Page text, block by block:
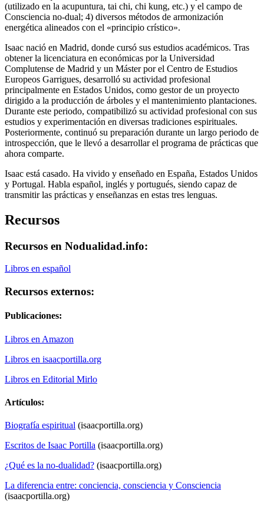
(utilizado en la acupuntura, tai chi, chi kung, etc.) y el campo de
Consciencia no-dual; 4) diversos métodos de armonización
energética alineados con el «principio crístico».
Isaac nació en Madrid, donde cursó sus estudios académicos. Tras
obtener la licenciatura en económicas por la Universidad
Complutense de Madrid y un Máster por el Centro de Estudios
Europeos Garrigues, desarrolló su actividad profesional
principalmente en Estados Unidos, como gestor de un proyecto
dirigido a la producción de árboles y el mantenimiento plantaciones.
Durante este periodo, compatibilizó su actividad profesional con sus
estudios y experimentación en diversas tradiciones espirituales.
Posteriormente, continuó su preparación durante un largo periodo de
introspección, que le llevó a desarrollar el programa de prácticas que
ahora comparte.
Isaac está casado. Ha vivido y enseñado en España, Estados Unidos
y Portugal. Habla español, inglés y portugués, siendo capaz de
transmitir las prácticas y enseñanzas en estas tres lenguas.
Recursos
Recursos en Nodualidad.info:
Libros en español
Recursos externos:
Publicaciones:
Libros en Amazon
Libros en isaacportilla.org
Libros en Editorial Mirlo
Artículos:
Biografía espiritual (isaacportilla.org)
Escritos de Isaac Portilla (isaacportilla.org)
¿Qué es la no-dualidad? (isaacportilla.org)
La diferencia entre: conciencia, consciencia y Consciencia
(isaacportilla.org)